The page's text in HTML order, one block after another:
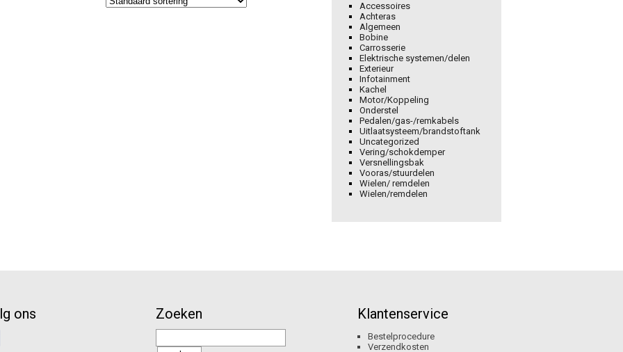
Accessoires
Achteras
Algemeen
Bobine
Carrosserie
Elektrische systemen/delen
Exterieur
Infotainment
Kachel
Motor/Koppeling
Onderstel
Pedalen/gas-/remkabels
Uitlaatsysteem/brandstoftank
Uncategorized
Vering/schokdemper
Versnellingsbak
Vooras/stuurdelen
Wielen/ remdelen
Wielen/remdelen
ons Zoeken Klantenservice
Bestelprocedure
Verzendkosten